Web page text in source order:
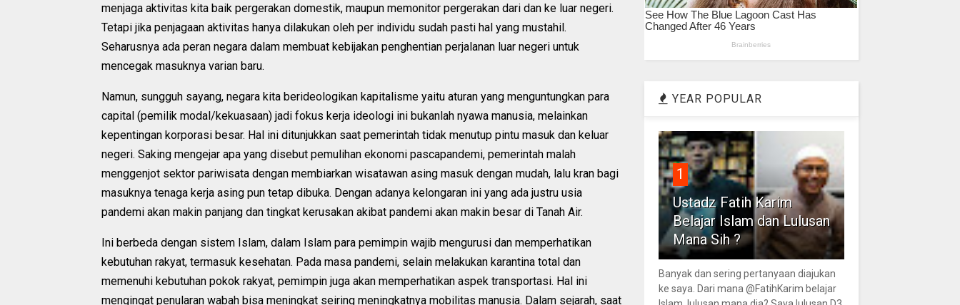
menjaga aktivitas kita baik pergerakan domestik, maupun memonitor pergerakan dari dan ke luar negeri.
Tetapi jika penjagaan aktivitas hanya dilakukan oleh per individu sudah pasti hal yang mustahil.
Seharusnya ada peran negara dalam membuat kebijakan penghentian perjalanan luar negeri untuk
mencegak masuknya varian baru.
Namun, sungguh sayang, negara kita berideologikan kapitalisme yaitu aturan yang menguntungkan para
capital (pemilik modal/kekuasaan) jadi fokus kerja ideologi ini bukanlah nyawa manusia, melainkan
kepentingan korporasi besar. Hal ini ditunjukkan saat pemerintah tidak menutup pintu masuk dan keluar
negeri. Saking mengejar apa yang disebut pemulihan ekonomi pascapandemi, pemerintah malah
menggenjot sektor pariwisata dengan membiarkan wisatawan asing masuk dengan mudah, lalu kran bagi
masuknya tenaga kerja asing pun tetap dibuka. Dengan adanya kelongaran ini yang ada justru usia
pandemi akan makin panjang dan tingkat kerusakan akibat pandemi akan makin besar di Tanah Air.
Ini berbeda dengan sistem Islam, dalam Islam para pemimpin wajib mengurusi dan memperhatikan
kebutuhan rakyat, termasuk kesehatan. Pada masa pandemi, selain melakukan karantina total dan
memenuhi kebutuhan pokok rakyat, pemimpin juga akan memperhatikan aspek transportasi. Hal ini
mengingat penularan wabah bisa meningkat seiring meningkatnya mobilitas manusia. Dalam sejarah, saat
YEAR POPULAR
1
Ustadz Fatih Karim
Belajar Islam dan Lulusan
Mana Sih ?
Banyak dan sering pertanyaan diajukan
ke saya. Dari mana @FatihKarim belajar